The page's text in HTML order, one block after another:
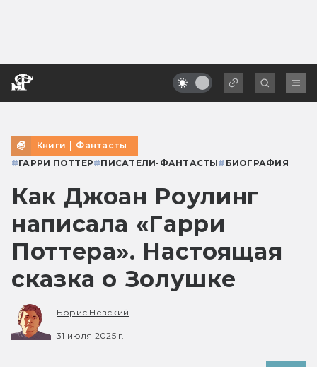
Книги | Фантасты
#ГАРРИ ПОТТЕР#ПИСАТЕЛИ-ФАНТАСТЫ# БИОГРАФИЯ
Как Джоан Роулинг
написала «Гарри
Поттера». Настоящая
сказка о Золушке
Борис Невский
31 июля 2025 г.